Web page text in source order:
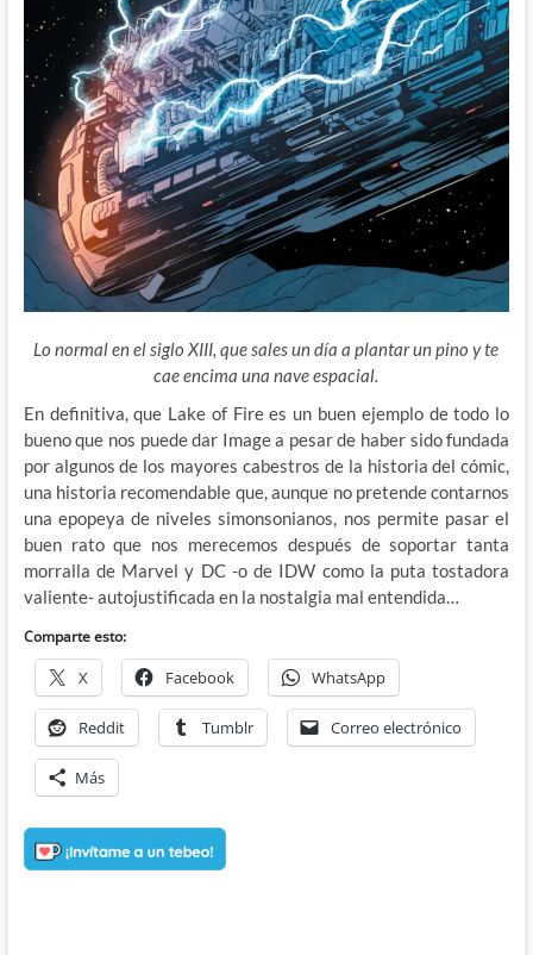
Lo normal en el siglo XIII, que sales un día a plantar un pino y te
cae encima una nave espacial.
En definitiva, que Lake of Fire es un buen ejemplo de todo lo
bueno que nos puede dar Image a pesar de haber sido fundada
por algunos de los mayores cabestros de la historia del cómic,
una historia recomendable que, aunque no pretende contarnos
una epopeya de niveles simonsonianos, nos permite pasar el
buen rato que nos merecemos después de soportar tanta
morralla de Marvel y DC -o de IDW como la puta tostadora
valiente- autojustificada en la nostalgia mal entendida…
Comparte esto:
X Facebook WhatsApp
Reddit Tumblr Correo electrónico
Más